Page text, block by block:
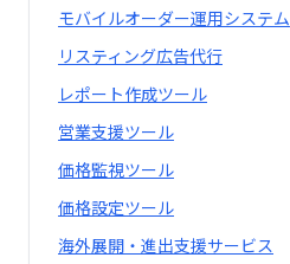
モバイルオーダー運用システム
リスティング広告代行
レポート作成ツール
営業支援ツール
価格監視ツール
価格設定ツール
海外展開・進出支援サービス